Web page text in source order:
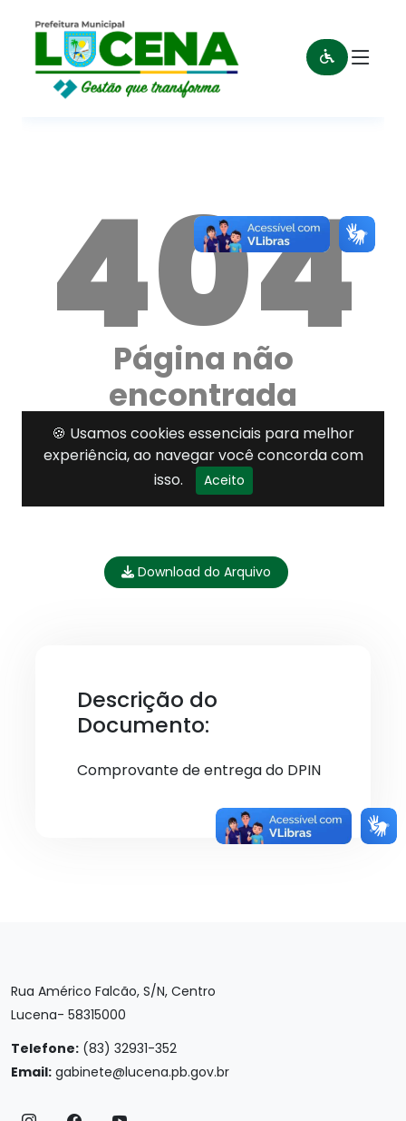
Download do Arquivo
Descrição do
Documento:
Comprovante de entrega do DPIN
Rua Américo Falcão, S/N, Centro
Lucena- 58315000
Telefone: (83) 32931-352
Email: gabinete@lucena.pb.gov.br